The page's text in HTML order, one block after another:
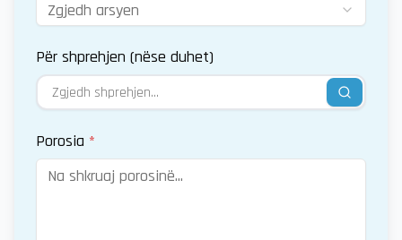
Zgjedh arsyen
Për shprehjen (nëse duhet)
Porosia *